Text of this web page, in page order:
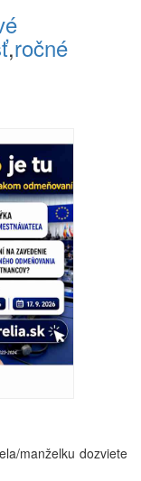
,ročné
manželku dozviete